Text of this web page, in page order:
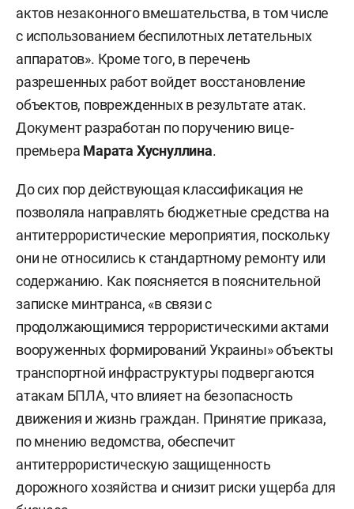
актов незаконного вмешательства, в том числе
с использованием беспилотных летательных
аппаратов». Кроме того, в перечень
разрешенных работ войдет восстановление
объектов, поврежденных в результате атак.
Документ разработан по поручению вице-
премьера Марата Хуснуллина.
До сих пор действующая классификация не
позволяла направлять бюджетные средства на
антитеррористические мероприятия, поскольку
они не относились к стандартному ремонту или
содержанию. Как поясняется в пояснительной
записке минтранса, «в связи с
продолжающимися террористическими актами
вооруженных формирований Украины» объекты
транспортной инфраструктуры подвергаются
атакам БПЛА, что влияет на безопасность
движения и жизнь граждан. Принятие приказа,
по мнению ведомства, обеспечит
антитеррористическую защищенность
дорожного хозяйства и снизит риски ущерба для